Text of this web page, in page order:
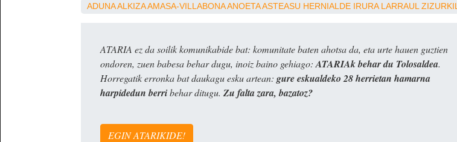
ADUNAALKIZAAMASA-VILLABONAANOETAASTEASU HERNIALDE IRURA LARRAUL ZIZURKIL
ATARIA ez da soilik komunikabide bat: komunitate baten ahotsa da, eta urte hauen guztien
ondoren, zuen babesa behar dugu, inoiz baino gehiago: ATARIAk behar du Tolosaldea.
Horregatik erronka bat daukagu esku artean: gure eskualdeko 28 herrietan hamarna
harpidedun berribehar ditugu. Zu falta zara, bazatoz?
EGIN ATARIKIDE!